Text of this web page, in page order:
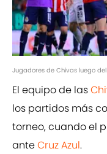
Jugadores de Chivas luego
El equipo de las
los partidos más
torneo, cuando el
anteCruz Azul.